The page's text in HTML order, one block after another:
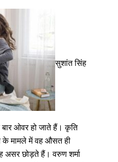
सुशांत सिंह
ओवर हो जाते हैं। कृति
मामले में वह औसत ही
छोड़ते हैं। वरुण शर्मा